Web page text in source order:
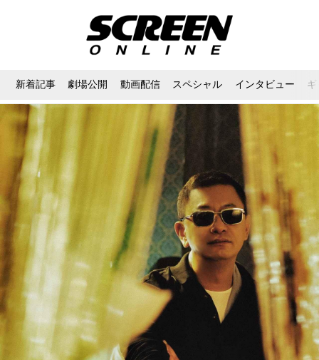
新着記事 劇場公開 動画配信 スペシャル インタビュー